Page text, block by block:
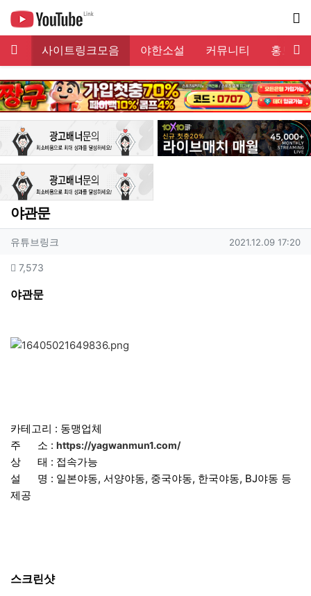
크 사이트링크모음 야한소설 커뮤니티 홍보게
야관문
작성자 정보
유튜브링크 작성일
2021.12.09 17:20
컨텐츠 정보
7,573
본문
야관문
카테고리 : 동맹업체
주 소 : https://yagwanmun1.com/
상 태 : 접속가능
설 명 : 일본야동, 서양야동, 중국야동, 한국야동, BJ야동 등
제공
스크린샷